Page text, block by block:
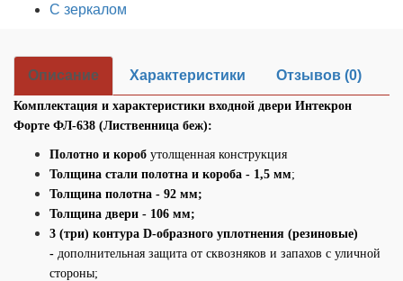
С зеркалом
Описание Характеристики Отзывов (0)
Комплектация и характеристики входной двери Интекрон
Форте ФЛ-638 (Лиственница беж):
Полотно и короб утолщенная конструкция
Толщина стали полотна и короба - 1,5 мм;
Толщина полотна - 92 мм;
Толщина двери - 106 мм;
3 (три) контура D-образного уплотнения (резиновые)
- дополнительная защита от сквозняков и запахов с уличной
стороны;